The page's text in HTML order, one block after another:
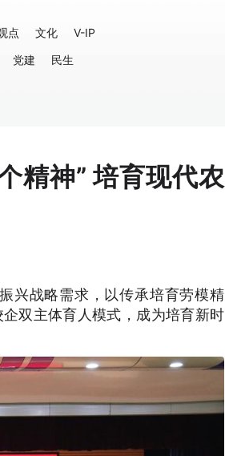
点 文化
V-IP
党建
民生
精神” 培育现代农
兴战略需求，以传承培育劳模精
双主体育人模式，成为培育新时